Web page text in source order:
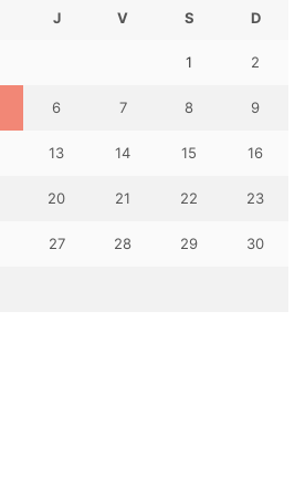
J V S D
1 2
6 7 8 9
13 14 15 16
20 21 22 23
27 28 29 30